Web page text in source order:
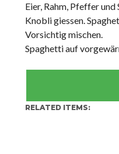
Eier, Rahm, Pfeffer
Knobli giessen.
Vorsichtig mischen.
Spaghetti auf
RELATED ITEMS: